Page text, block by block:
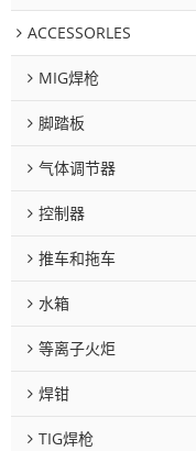
ACCESSORLES
MIG焊枪
脚踏板
气体调节器
控制器
推车和拖车
水箱
等离子火炬
焊钳
TIG焊枪